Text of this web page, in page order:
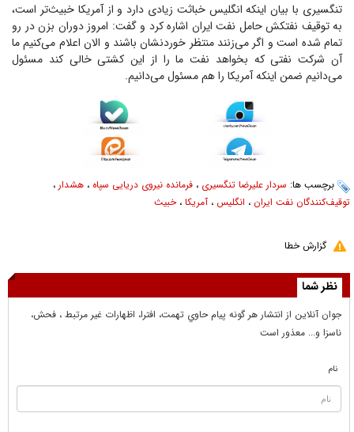
تنگسیری با بیان اینکه انگلیس خباثت زیادی دارد و از آمریکا خبیث‌تر است،
به توقیف نفتکش حامل نفت ایران اشاره کرد و گفت: امروز دوران بزن در رو
تمام شده است و اگر می‌زنند منتظر خوردنشان باشند و الان اعلام می‌کنیم ما
آن شرکت نفتی که بخواهد نفت ما را از این کشتی خالی کند مسئول
می‌دانیم ضمن اینکه آمریکا را هم مسئول می‌دانیم.
برچسب ها: سردار علیرضا تنگسیری ، فرمانده نیروی دریایی سپاه ، هشدار ،
توقیف‌کنندگان نفت ایران ، انگلیس ، آمریکا ،خبیث
گزارش خطا
نظر شما
جوان آنلاين از انتشار هر گونه پيام حاوي تهمت، افترا، اظهارات غير مرتبط ، فحش،
ناسزا و... معذور است
نام